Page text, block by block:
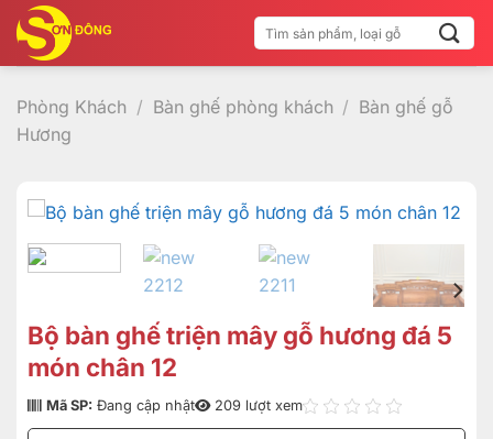
qua
nội
dung
Tìm
kiếm:
Phòng Khách / Bàn ghế phòng khách / Bàn ghế gỗ
Hương
Bộ bàn ghế triện mây gỗ hương đá 5
món chân 12
Mã SP: Đang cập nhật 209 lượt xem